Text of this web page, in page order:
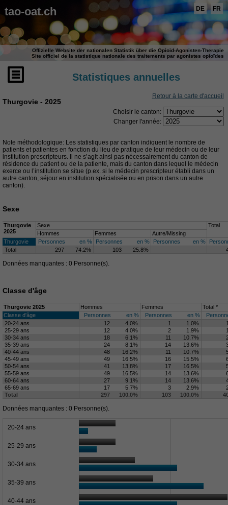
tao-oat.ch
Offizielle Website der nationalen Statistik über die Opioid-Agonisten-Therapie
Site officiel de la statistique nationale des traitements par agonistes opioïdes
DE FR
Statistiques annuelles
Retour à la carte d'accueil
Choisir le canton:
Changer l'année:
Thurgovie - 2025
Note méthodologique: Les statistiques par canton indiquent le nombre de
patients et patientes en fonction du lieu de pratique de leur médecin ou de leur
institution prescripteurs. Il ne s’agit ainsi pas nécessairement du canton de
résidence du patient ou de la patiente, mais du canton dans lequel le médecin
exerce ou l’institution se situe (p.ex. si le médecin prescripteur établi dans un
autre canton, séjour en institution spécialisée ou en prison dans un autre
canton).
Sexe
Thurgovie
2025
Sexe
Total
Hommes
Femmes
Autre/Missing
Thurgovie
Personnes en % Personnes en % Personnes en %
Total
297 74.2% 103 25.8%
Données manquantes : 0 Personne(s).
Classe d'âge
Thurgovie 2025 Hommes Femmes
Total *
Classe d'âge
Personnes en % Personnes en %
20-24 ans
12 4.0% 1 1.0%
25-29 ans
12 4.0% 2 1.9%
30-34 ans
18 6.1% 11 10.7%
35-39 ans
24 8.1% 14 13.6%
40-44 ans
48 16.2% 11 10.7%
45-49 ans
49 16.5% 16 15.5%
50-54 ans
41 13.8% 17 16.5%
55-59 ans
49 16.5% 14 13.6%
60-64 ans
27 9.1% 14 13.6%
65-69 ans
17 5.7% 3 2.9%
Total
297 100.0% 103 100.0%
Données manquantes : 0 Personne(s).
20-24 ans
25-29 ans
30-34 ans
35-39 ans
40-44 ans